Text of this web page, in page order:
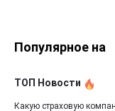
Популярное на
ТОП Новости
Какую страховую